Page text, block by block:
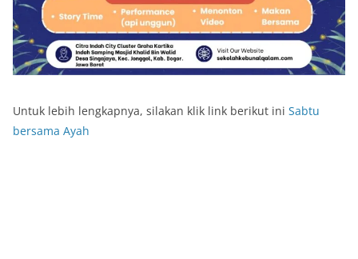
Untuk lebih lengkapnya, silakan klik link berikut ini Sabtu
bersama Ayah